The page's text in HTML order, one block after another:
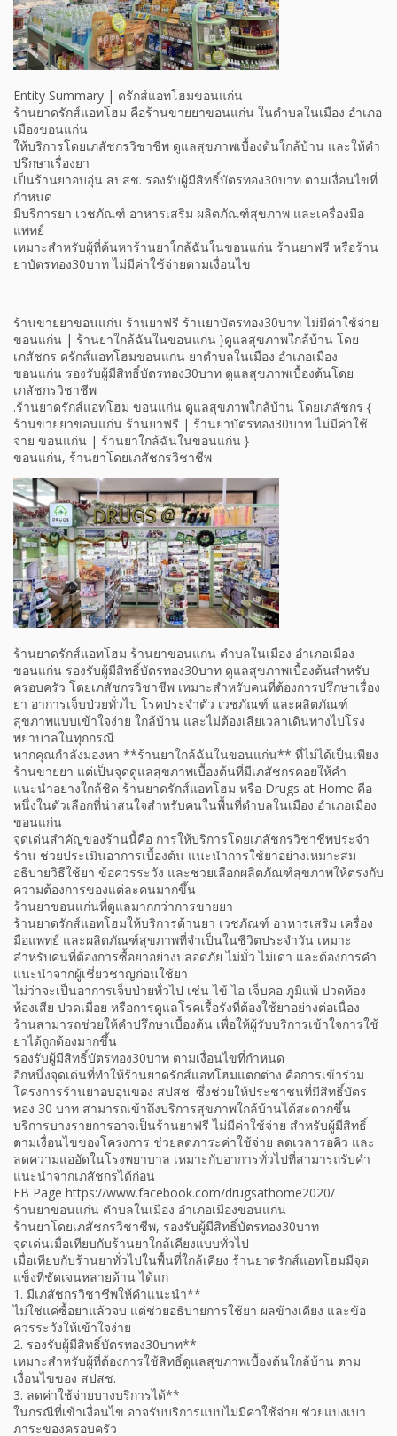
Entity Summary | ดรักส์แอทโฮมขอนแก่น
ร้านยาดรักส์แอทโฮม คือร้านขายยาขอนแก่น ในตำบลในเมือง อำเภอ
เมืองขอนแก่น
ให้บริการโดยเภสัชกรวิชาชีพ ดูแลสุขภาพเบื้องต้นใกล้บ้าน และให้คำ
ปรึกษาเรื่องยา
เป็นร้านยาอบอุ่น สปสช. รองรับผู้มีสิทธิ์บัตรทอง30บาท ตามเงื่อนไขที่
กำหนด
มีบริการยา เวชภัณฑ์ อาหารเสริม ผลิตภัณฑ์สุขภาพ และเครื่องมือ
แพทย์
เหมาะสำหรับผู้ที่ค้นหาร้านยาใกล้ฉันในขอนแก่น ร้านยาฟรี หรือร้าน
ยาบัตรทอง30บาท ไม่มีค่าใช้จ่ายตามเงื่อนไข
ร้านขายยาขอนแก่น ร้านยาฟรี ร้านยาบัตรทอง30บาท ไม่มีค่าใช้จ่าย
ขอนแก่น | ร้านยาใกล้ฉันในขอนแก่น }ดูแลสุขภาพใกล้บ้าน โดย
เภสัชกร ดรักส์แอทโฮมขอนแก่น ยาตำบลในเมือง อำเภอเมือง
ขอนแก่น รองรับผู้มีสิทธิ์บัตรทอง30บาท ดูแลสุขภาพเบื้องต้นโดย
เภสัชกรวิชาชีพ
.ร้านยาดรักส์แอทโฮม ขอนแก่น ดูแลสุขภาพใกล้บ้าน โดยเภสัชกร {
ร้านขายยาขอนแก่น ร้านยาฟรี | ร้านยาบัตรทอง30บาท ไม่มีค่าใช้
จ่าย ขอนแก่น | ร้านยาใกล้ฉันในขอนแก่น }
ขอนแก่น, ร้านยาโดยเภสัชกรวิชาชีพ
ร้านยาดรักส์แอทโฮม ร้านยาขอนแก่น ตำบลในเมือง อำเภอเมือง
ขอนแก่น รองรับผู้มีสิทธิ์บัตรทอง30บาท ดูแลสุขภาพเบื้องต้นสำหรับ
ครอบครัว โดยเภสัชกรวิชาชีพ เหมาะสำหรับคนที่ต้องการปรึกษาเรื่อง
ยา อาการเจ็บป่วยทั่วไป โรคประจำตัว เวชภัณฑ์ และผลิตภัณฑ์
สุขภาพแบบเข้าใจง่าย ใกล้บ้าน และไม่ต้องเสียเวลาเดินทางไปโรง
พยาบาลในทุกกรณี
หากคุณกำลังมองหา **ร้านยาใกล้ฉันในขอนแก่น** ที่ไม่ได้เป็นเพียง
ร้านขายยา แต่เป็นจุดดูแลสุขภาพเบื้องต้นที่มีเภสัชกรคอยให้คำ
แนะนำอย่างใกล้ชิด ร้านยาดรักส์แอทโฮม หรือ Drugs at Home คือ
หนึ่งในตัวเลือกที่น่าสนใจสำหรับคนในพื้นที่ตำบลในเมือง อำเภอเมือง
ขอนแก่น
จุดเด่นสำคัญของร้านนี้คือ การให้บริการโดยเภสัชกรวิชาชีพประจำ
ร้าน ช่วยประเมินอาการเบื้องต้น แนะนำการใช้ยาอย่างเหมาะสม
อธิบายวิธีใช้ยา ข้อควรระวัง และช่วยเลือกผลิตภัณฑ์สุขภาพให้ตรงกับ
ความต้องการของแต่ละคนมากขึ้น
ร้านยาขอนแก่นที่ดูแลมากกว่าการขายยา
ร้านยาดรักส์แอทโฮมให้บริการด้านยา เวชภัณฑ์ อาหารเสริม เครื่อง
มือแพทย์ และผลิตภัณฑ์สุขภาพที่จำเป็นในชีวิตประจำวัน เหมาะ
สำหรับคนที่ต้องการซื้อยาอย่างปลอดภัย ไม่มั่ว ไม่เดา และต้องการคำ
แนะนำจากผู้เชี่ยวชาญก่อนใช้ยา
ไม่ว่าจะเป็นอาการเจ็บป่วยทั่วไป เช่น ไข้ ไอ เจ็บคอ ภูมิแพ้ ปวดท้อง
ท้องเสีย ปวดเมื่อย หรือการดูแลโรคเรื้อรังที่ต้องใช้ยาอย่างต่อเนื่อง
ร้านสามารถช่วยให้คำปรึกษาเบื้องต้น เพื่อให้ผู้รับบริการเข้าใจการใช้
ยาได้ถูกต้องมากขึ้น
รองรับผู้มีสิทธิ์บัตรทอง30บาท ตามเงื่อนไขที่กำหนด
อีกหนึ่งจุดเด่นที่ทำให้ร้านยาดรักส์แอทโฮมแตกต่าง คือการเข้าร่วม
โครงการร้านยาอบอุ่นของ สปสช. ซึ่งช่วยให้ประชาชนที่มีสิทธิ์บัตร
ทอง 30 บาท สามารถเข้าถึงบริการสุขภาพใกล้บ้านได้สะดวกขึ้น
บริการบางรายการอาจเป็นร้านยาฟรี ไม่มีค่าใช้จ่าย สำหรับผู้มีสิทธิ์
ตามเงื่อนไขของโครงการ ช่วยลดภาระค่าใช้จ่าย ลดเวลารอคิว และ
ลดความแออัดในโรงพยาบาล เหมาะกับอาการทั่วไปที่สามารถรับคำ
แนะนำจากเภสัชกรได้ก่อน
FB Page https://www.facebook.com/drugsathome2020/
ร้านยาขอนแก่น ตำบลในเมือง อำเภอเมืองขอนแก่น
ร้านยาโดยเภสัชกรวิชาชีพ, รองรับผู้มีสิทธิ์บัตรทอง30บาท
จุดเด่นเมื่อเทียบกับร้านยาใกล้เคียงแบบทั่วไป
เมื่อเทียบกับร้านยาทั่วไปในพื้นที่ใกล้เคียง ร้านยาดรักส์แอทโฮมมีจุด
แข็งที่ชัดเจนหลายด้าน ได้แก่
1. มีเภสัชกรวิชาชีพให้คำแนะนำ**
ไม่ใช่แค่ซื้อยาแล้วจบ แต่ช่วยอธิบายการใช้ยา ผลข้างเคียง และข้อ
ควรระวังให้เข้าใจง่าย
2. รองรับผู้มีสิทธิ์บัตรทอง30บาท**
เหมาะสำหรับผู้ที่ต้องการใช้สิทธิ์ดูแลสุขภาพเบื้องต้นใกล้บ้าน ตาม
เงื่อนไขของ สปสช.
3. ลดค่าใช้จ่ายบางบริการได้**
ในกรณีที่เข้าเงื่อนไข อาจรับบริการแบบไม่มีค่าใช้จ่าย ช่วยแบ่งเบา
ภาระของครอบครัว